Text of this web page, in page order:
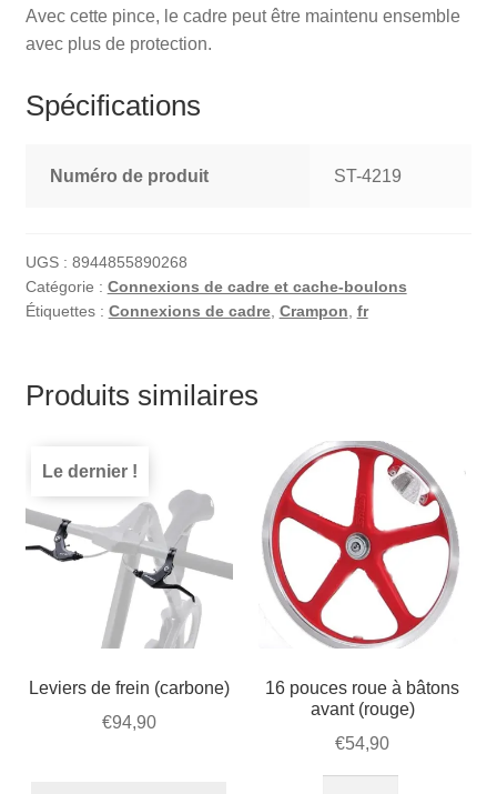
Avec cette pince, le cadre peut être maintenu ensemble
avec plus de protection.
Spécifications
Numéro de produit ST-4219
UGS : 8944855890268
Catégorie : Connexions de cadre et cache-boulons
Étiquettes : Connexions de cadre, Crampon fr
Produits similaires
Leviers de frein (carbone)
€94,90
Le dernier !
16 pouces roue à bâtons
avant (rouge)
€54,90